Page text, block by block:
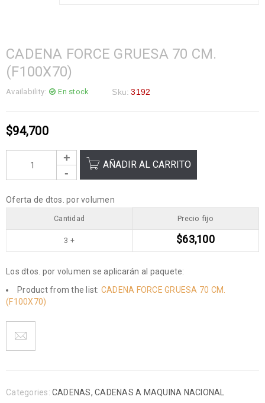
CADENA FORCE GRUESA 70 CM.
(F100X70)
Availability: En stock Sku: 3192
$94,700
AÑADIR AL CARRITO
Oferta de dtos. por volumen
Cantidad Precio fijo
3 + $63,100
Los dtos. por volumen se aplicarán al paquete:
Product from the list: CADENA FORCE GRUESA 70 CM.
(F100X70)
Categories: CADENAS, CADENAS A MAQUINA NACIONAL